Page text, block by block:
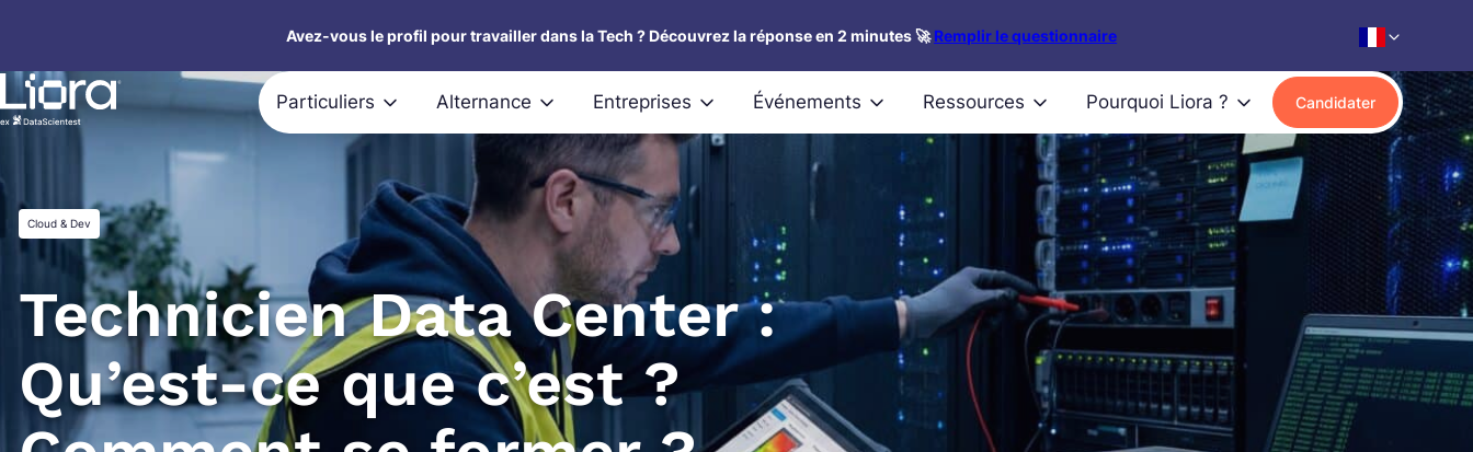
contenu
Avez-vous le profil pour travailler dans la Tech ? Découvrez la réponse en 2 minutes 🚀Remplir le questionnaire
Particuliers Alternance Entreprises Événements Ressources Pourquoi Liora ? Candidater
Cloud & Dev
Technicien Data Center :
Qu’est-ce que c’est ?